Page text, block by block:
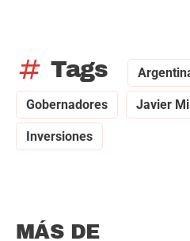
tag Tags
Gobernadores Javier
Inversiones
MÁS DE